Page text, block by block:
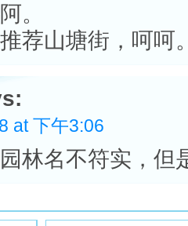
。
荐山塘街，呵呵
at 下午3:06
林名不符实，但